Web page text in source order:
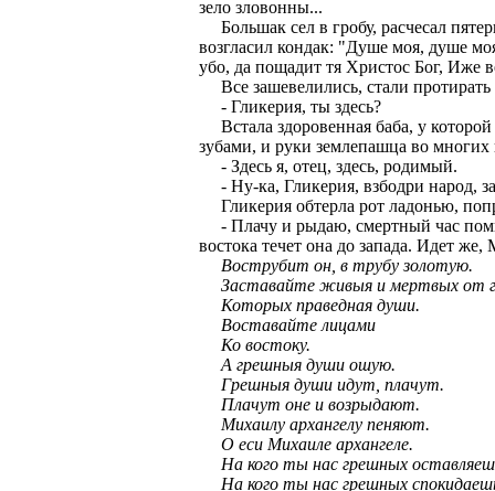
зело зловонны...
Большак сел в гробу, расчесал
возгласил кондак: "Душе моя, душе
убо, да пощадит тя Христос Бог, Иже
Все зашевелились, стали протирать
- Гликерия, ты здесь?
Встала здоровенная баба, у
зубами, и руки землепашца во
- Здесь я, отец, здесь, родимый.
- Ну-ка, Гликерия, взбодри народ,
Гликерия обтерла рот ладонью,
- Плачу и рыдаю, смертный час
востока течет она до запада. Идет же,
Вострубит он, в трубу золотую.
Заставайте живыя и мертвых от
Которых праведная души.
Воставайте лицами
Ко востоку.
А грешныя души ошую.
Грешныя души идут, плачут.
Плачут оне и возрыдают.
Михаилу архангелу пеняют.
О еси Михаиле архангеле.
На кого ты нас грешных
На кого ты нас грешных